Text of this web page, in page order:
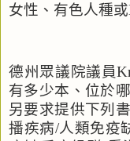
女性、有色人種或
德州眾議院議員
有多少本、位於
另要求提供下列
播疾病/人類免疫